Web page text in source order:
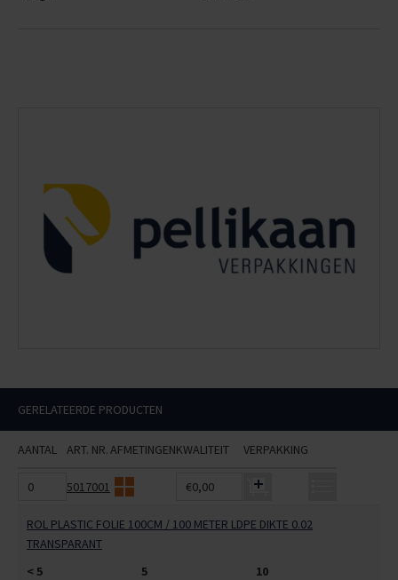
GERELATEERDE PRODUCTEN
AANTAL ART. NR.AFMETINGENKWALITEIT VERPAKKING
5017001 €0,00
ROL PLASTIC FOLIE 100CM / 100 METER LDPE DIKTE 0.02
TRANSPARANT
< 5
5
10